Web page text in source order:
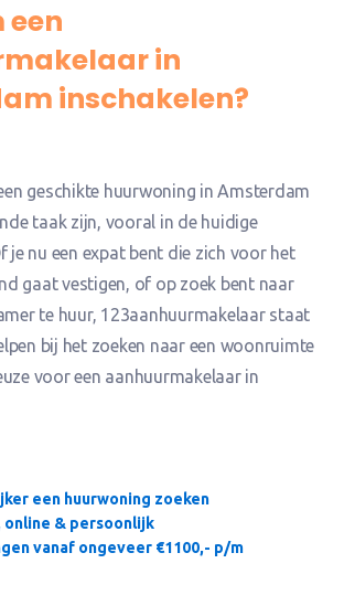
een
in
inschakelen?
geschikte huurwoning in Amsterdam
taak zijn, vooral in de huidige
je nu een expat bent die zich voor het
gaat vestigen, of op zoek bent naar
te huur, 123aanhuurmakelaar staat
bij het zoeken naar een woonruimte
voor een aanhuurmakelaar in
een huurwoning zoeken
& persoonlijk
vanaf ongeveer €1100,- p/m